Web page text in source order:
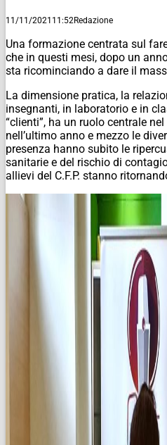
11/11/2021 11:52Redazione
Una formazione centrata sul
che in questi mesi, dopo un
sta ricominciando a dare il
La dimensione pratica, la
insegnanti, in laboratorio e in
“clienti”, ha un ruolo centrale
nell’ultimo anno e mezzo le
presenza hanno subito le
sanitarie e del rischio di
allievi del C.F.P. stanno